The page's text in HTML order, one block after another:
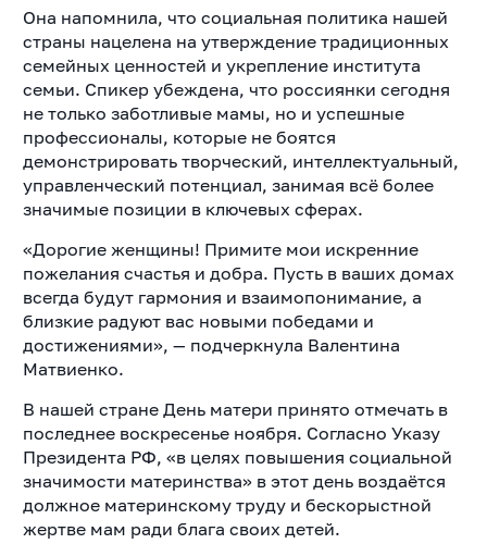
Она напомнила, что социальная политика нашей
страны нацелена на утверждение традиционных
семейных ценностей и укрепление института
семьи. Спикер убеждена, что россиянки сегодня
не только заботливые мамы, но и успешные
профессионалы, которые не боятся
демонстрировать творческий, интеллектуальный,
управленческий потенциал, занимая всё более
значимые позиции в ключевых сферах.
«Дорогие женщины! Примите мои искренние
пожелания счастья и добра. Пусть в ваших домах
всегда будут гармония и взаимопонимание, а
близкие радуют вас новыми победами и
достижениями», — подчеркнула Валентина
Матвиенко.
В нашей стране День матери принято отмечать в
последнее воскресенье ноября. Согласно Указу
Президента РФ, «в целях повышения социальной
значимости материнства» в этот день воздаётся
должное материнскому труду и бескорыстной
жертве мам ради блага своих детей.